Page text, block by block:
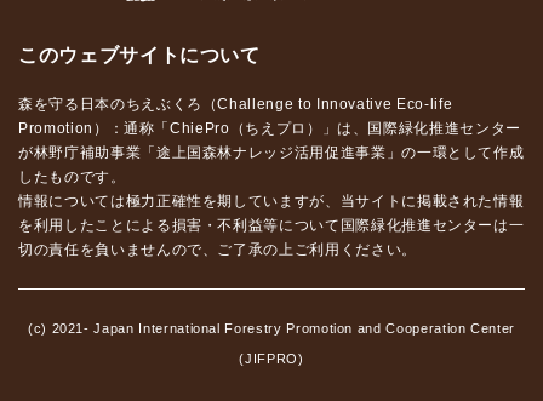
このウェブサイトについて
森を守る日本のちえぶくろ（Challenge to Innovative Eco-life
Promotion）：通称「ChiePro（ちえプロ）」は、国際緑化推進センター
が林野庁補助事業「途上国森林ナレッジ活用促進事業」の一環として作成
したものです。
情報については極力正確性を期していますが、当サイトに掲載された情報
を利用したことによる損害・不利益等について国際緑化推進センターは一
切の責任を負いませんので、ご了承の上ご利用ください。
(c) 2021- Japan International Forestry Promotion and Cooperation Center
(JIFPRO)